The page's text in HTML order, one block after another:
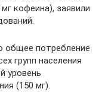
кофеина), заявили
общее потребление
групп населения
уровень
(150 мг).